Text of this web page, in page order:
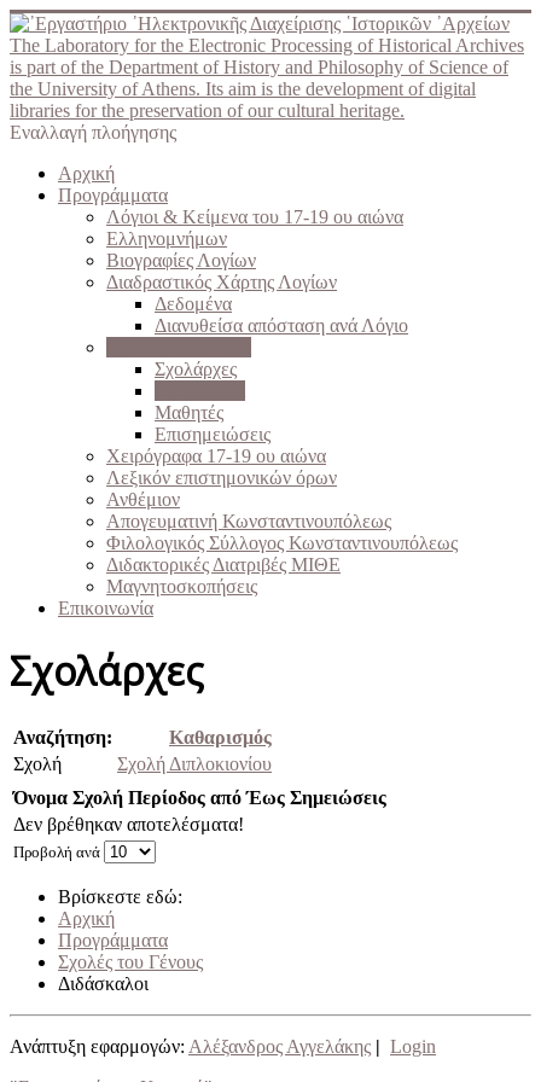
The Laboratory for the Electronic Processing of Historical Archives
is part of the Department of History and Philosophy of Science of
the University of Athens. Its aim is the development of digital
libraries for the preservation of our cultural heritage.
Εναλλαγή πλοήγησης
Αρχική
Προγράμματα
Λόγιοι & Κείμενα του 17-19 ου αιώνα
Ελληνομνήμων
Βιογραφίες Λογίων
Διαδραστικός Χάρτης Λογίων
Δεδομένα
Διανυθείσα απόσταση ανά Λόγιο
Σχολάρχες
Μαθητές
Επισημειώσεις
Χειρόγραφα 17-19 ου αιώνα
Λεξικόν επιστημονικών όρων
Ανθέμιον
Απογευματινή Κωνσταντινουπόλεως
Φιλολογικός Σύλλογος Κωνσταντινουπόλεως
Διδακτορικές Διατριβές ΜΙΘΕ
Μαγνητοσκοπήσεις
Επικοινωνία
Σχολάρχες
Αναζήτηση:
Καθαρισμός
Σχολή
Σχολή Διπλοκιονίου
Όνομα Σχολή Περίοδος από Έως Σημειώσεις
Προβολή ανά
Δεν βρέθηκαν αποτελέσματα!
Βρίσκεστε εδώ:
Αρχική
Προγράμματα
Σχολές του Γένους
Διδάσκαλοι
Ανάπτυξη εφαρμογών: Αλέξανδρος Αγγελάκης | Login